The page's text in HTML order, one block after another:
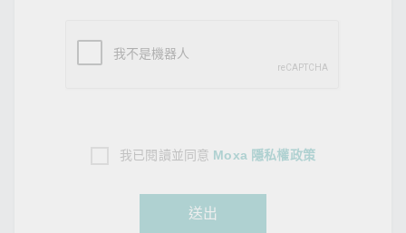
我已閱讀並同意 Moxa 隱私權政策
送出